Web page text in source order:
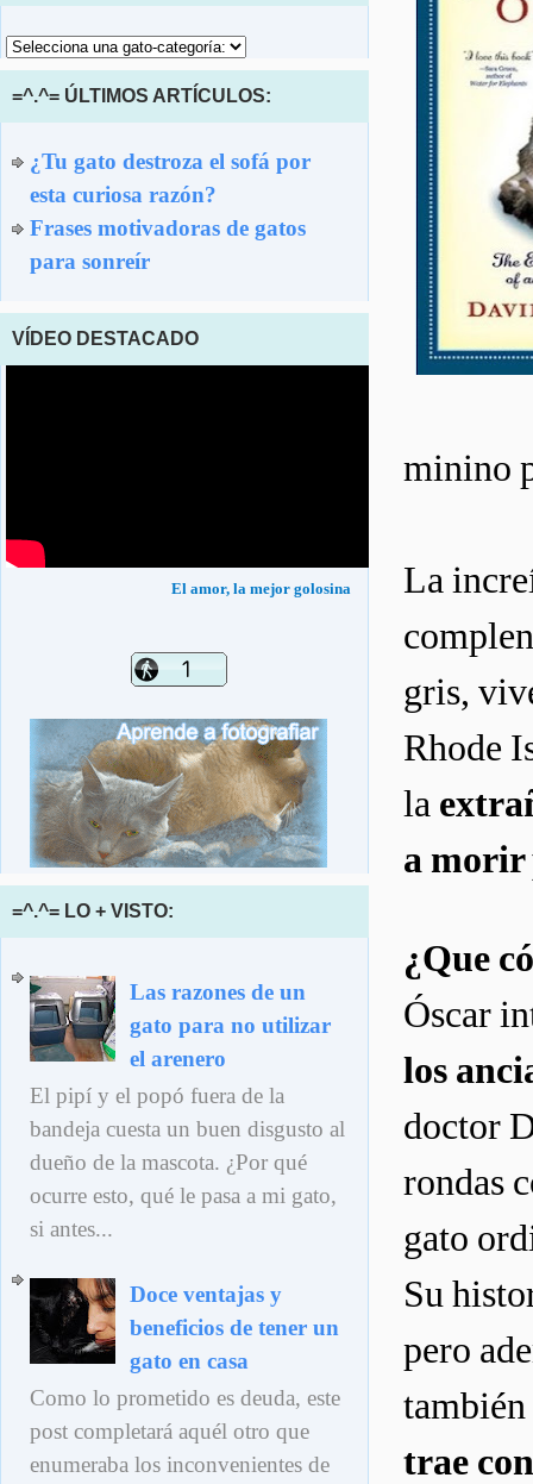
minino
La
gris,
Rhode
la
a
¿Que
Óscar
los
doctor
rondas
gato
Su
pero
trae
=^.^= ÚLTIMOS ARTÍCULOS:
¿Tu gato destroza el sofá por
esta curiosa razón?
Frases motivadoras de gatos
para sonreír
VÍDEO DESTACADO
El amor, la mejor golosina
=^.^= LO + VISTO:
Las razones de un
gato para no utilizar
el arenero
El pipí y el popó fuera de la
bandeja cuesta un buen disgusto al
dueño de la mascota. ¿Por qué
ocurre esto, qué le pasa a mi gato,
si antes...
Doce ventajas y
beneficios de tener un
gato en casa
Como lo prometido es deuda, este
post completará aquél otro que
enumeraba los inconvenientes de